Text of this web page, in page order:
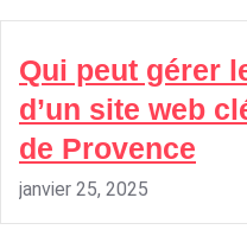
Qui peut gérer
d’un site web
de Provence
janvier 25, 2025